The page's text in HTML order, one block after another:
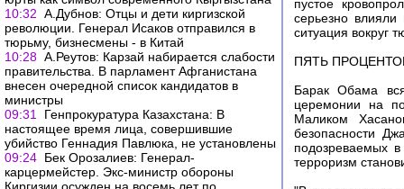
10:32 А.Дубнов: Отцы и дети киргизской
революции. Генерал Исаков отправился в
тюрьму, бизнесмены - в Китай
10:28 А.Реутов: Карзай набирается слабости
правительства. В парламент Афганистана
внесен очередной список кандидатов в
министры
09:31
Генпрокуратура Казахстана: В
настоящее время лица, совершившие
убийство Геннадия Павлюка, не установлены
09:24 Бек Орозалиев: Генерал-
карцермейстер. Экс-министр обороны
пустое
серьезно
ситуация вокруг
ПЯТЬ
Барак Обама
церемонии на
Маликом
безопасности
подозреваемых
терроризм